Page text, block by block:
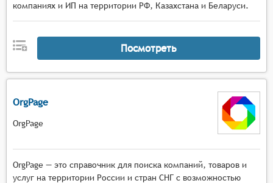
компаниях и ИП на территории РФ, Казахстана и Беларуси.
Посмотреть
OrgPage
OrgPage
OrgPage — это справочник для поиска компаний, товаров и
услуг на территории России и стран СНГ с возможностью